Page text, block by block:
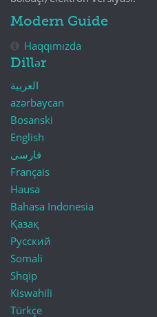
Modern Guide
Haqqımızda
Dillər
العربية
azərbaycan
Bosanski
English
فارسی
Français
Hausa
Bahasa Indonesia
Қазақ
Русский
Somali
Shqip
Kiswahili
Türkçe